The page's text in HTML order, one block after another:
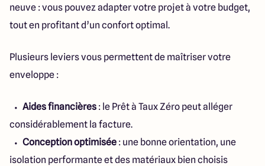
neuve : vous pouvez adapter votre projet à votre budget,
tout en profitant d’un confort optimal.
Plusieurs leviers vous permettent de maîtriser votre
enveloppe :
Aides financières : le Prêt à Taux Zéro peut alléger
considérablement la facture.
Conception optimisée : une bonne orientation, une
isolation performante et des matériaux bien choisis